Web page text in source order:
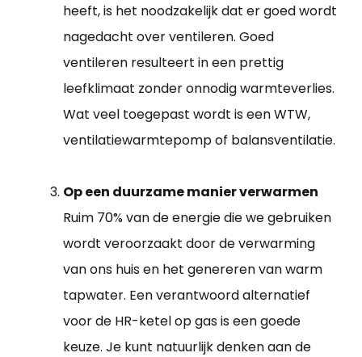
heeft, is het noodzakelijk dat er goed wordt
nagedacht over ventileren. Goed
ventileren resulteert in een prettig
leefklimaat zonder onnodig warmteverlies.
Wat veel toegepast wordt is een WTW,
ventilatiewarmtepomp of balansventilatie.
Op een duurzame manier verwarmen
Ruim 70% van de energie die we gebruiken
wordt veroorzaakt door de verwarming
van ons huis en het genereren van warm
tapwater. Een verantwoord alternatief
voor de HR-ketel op gas is een goede
keuze. Je kunt natuurlijk denken aan de